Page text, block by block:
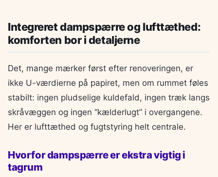
Integreret dampspærre og lufttæthed:
komforten bor i detaljerne
Det, mange mærker først efter renoveringen, er
ikke U-værdierne på papiret, men om rummet føles
stabilt: ingen pludselige kuldefald, ingen træk langs
skråvæggen og ingen “kælderlugt” i overgangene.
Her er lufttæthed og fugtstyring helt centrale.
Hvorfor dampspærre er ekstra vigtig i
tagrum